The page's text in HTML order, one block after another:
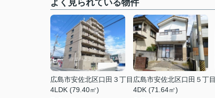
よく見られている物件
広島市安佐北区口田３丁目
4LDK (79.40㎡)
広島市安佐北区口田５丁目
4DK (71.64㎡)